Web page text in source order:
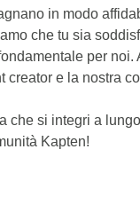
in modo
che tu sia
per
creator e la nostra
che si integri a
Kapten!